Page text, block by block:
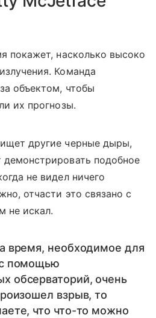
покажет, насколько высоко
Команда
объектом, чтобы
их прогнозы.
другие черные дыры,
подобное
не видел ничего
отчасти это связано с
не искал.
время, необходимое для
помощью
обсерваторий, очень
взрыв, то
что что-то можно